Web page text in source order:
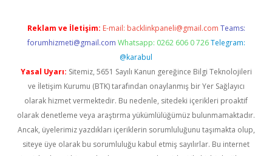
Reklam ve İletişim: E-mail: backlinkpaneli@gmail.com Teams:
forumhizmeti@gmail.com Whatsapp: 0262 606 0 726 Telegram:
@karabul
Yasal Uyarı: Sitemiz, 5651 Sayılı Kanun gereğince Bilgi Teknolojileri
ve İletişim Kurumu (BTK) tarafından onaylanmış bir Yer Sağlayıcı
olarak hizmet vermektedir. Bu nedenle, sitedeki içerikleri proaktif
olarak denetleme veya araştırma yükümlülüğümüz bulunmamaktadır.
Ancak, üyelerimiz yazdıkları içeriklerin sorumluluğunu taşımakta olup,
siteye üye olarak bu sorumluluğu kabul etmiş sayılırlar. Bu internet